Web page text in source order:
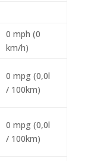
0 mph (0
km/h)
0 mpg (0,0l
/ 100km)
0 mpg (0,0l
/ 100km)